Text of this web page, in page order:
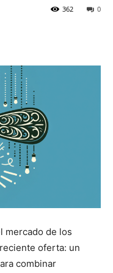
0
362
mercado de los
oferta: un
combinar